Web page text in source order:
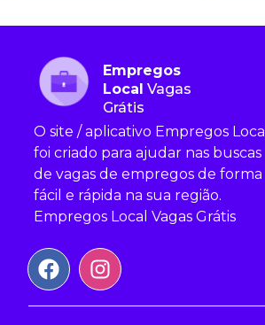
Empregos
Local Vagas
Grátis
O site / aplicativo Empregos Local
foi criado para ajudar nas buscas
de vagas de empregos de forma
fácil e rápida na sua região.
Empregos Local Vagas Grátis